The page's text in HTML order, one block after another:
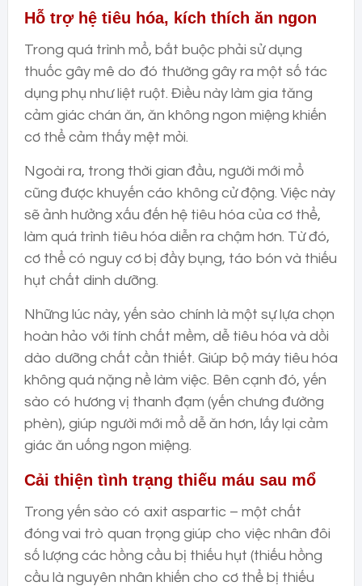
Hỗ trợ hệ tiêu hóa, kích thích ăn ngon
Trong quá trình mổ, bắt buộc phải sử dụng
thuốc gây mê do đó thường gây ra một số tác
dụng phụ như liệt ruột. Điều này làm gia tăng
cảm giác chán ăn, ăn không ngon miệng khiến
cơ thể cảm thấy mệt mỏi.
Ngoài ra, trong thời gian đầu, người mới mổ
cũng được khuyến cáo không cử động. Việc này
sẽ ảnh hưởng xấu đến hệ tiêu hóa của cơ thể,
làm quá trình tiêu hóa diễn ra chậm hơn. Từ đó,
cơ thể có nguy cơ bị đầy bụng, táo bón và thiếu
hụt chất dinh dưỡng.
Những lúc này, yến sào chính là một sự lựa chọn
hoàn hảo với tính chất mềm, dễ tiêu hóa và dồi
dào dưỡng chất cần thiết. Giúp bộ máy tiêu hóa
không quá nặng nề làm việc. Bên cạnh đó, yến
sào có hương vị thanh đạm (yến chưng đường
phèn), giúp người mới mổ dễ ăn hơn, lấy lại cảm
giác ăn uống ngon miệng.
Cải thiện tình trạng thiếu máu sau mổ
Trong yến sào có axit aspartic – một chất
đóng vai trò quan trọng giúp cho việc nhân đôi
số lượng các hồng cầu bị thiếu hụt (thiếu hồng
cầu là nguyên nhân khiến cho cơ thể bị thiếu